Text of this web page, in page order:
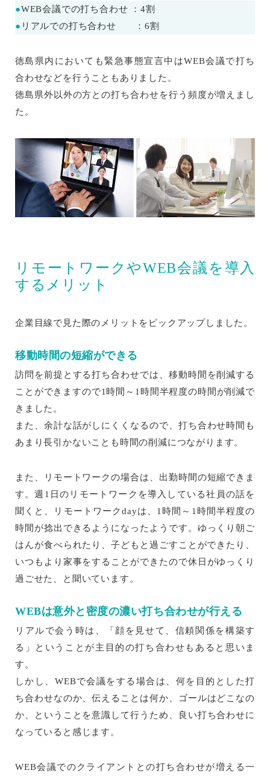
●WEB会議での打ち合わせ ：4割
● リアルでの打ち合わせ ：6割
徳島県内においても緊急事態宣言中はWEB会議で打ち
合わせなどを行うこともありました。
徳島県外以外の方との打ち合わせを行う頻度が増えまし
た。
リモートワークやWEB会議を導入
するメリット
企業目線で見た際のメリットをピックアップしました。
移動時間の短縮ができる
訪問を前提とする打ち合わせでは、移動時間を削減する
ことができますので1時間～1時間半程度の時間が削減で
きました。
また、余計な話がしにくくなるので、打ち合わせ時間も
あまり長引かないことも時間の削減につながります。
また、リモートワークの場合は、出勤時間の短縮できま
す。週1日のリモートワークを導入している社員の話を
聞くと、リモートワークdayは、1時間～1時間半程度の
時間が捻出できるようになったようです。ゆっくり朝ご
はんが食べられたり、子どもと過ごすことができたり、
いつもより家事をすることができたので休日がゆっくり
過ごせた、と聞いています。
WEBは意外と密度の濃い打ち合わせが行える
リアルで会う時は、「顔を見せて、信頼関係を構築す
る」ということが主目的の打ち合わせもあると思いま
す。
しかし、WEBで会議をする場合は、何を目的とした打
ち合わせなのか、伝えることは何か、ゴールはどこなの
か、ということを意識して行うため、良い打ち合わせに
なっていると感じます。
WEB会議でのクライアントとの打ち合わせが増える一